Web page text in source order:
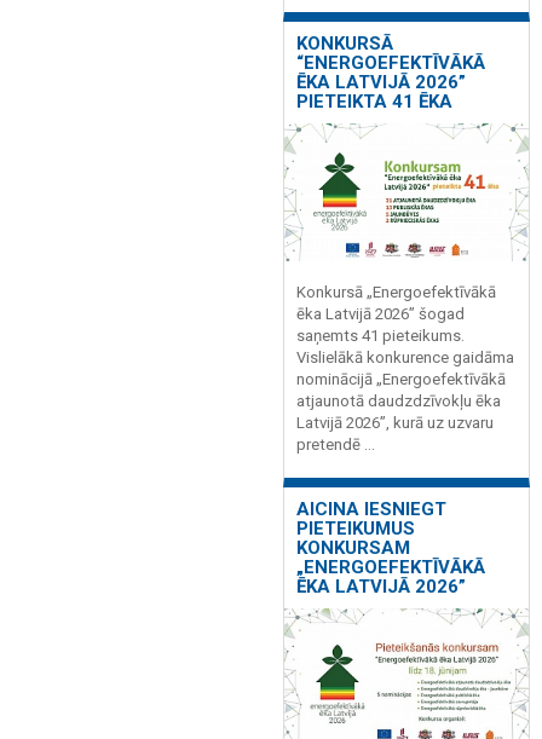
KONKURSĀ
“ENERGOEFEKTĪVĀKĀ
ĒKA LATVIJĀ 2026”
PIETEIKTA 41 ĒKA
Konkursā „Energoefektīvākā
ēka Latvijā 2026” šogad
saņemts 41 pieteikums.
Vislielākā konkurence gaidāma
nominācijā „Energoefektīvākā
atjaunotā daudzdzīvokļu ēka
Latvijā 2026”, kurā uz uzvaru
pretendē ...
AICINA IESNIEGT
PIETEIKUMUS
KONKURSAM
„ENERGOEFEKTĪVĀKĀ
ĒKA LATVIJĀ 2026”